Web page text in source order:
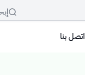
اتصل بنا